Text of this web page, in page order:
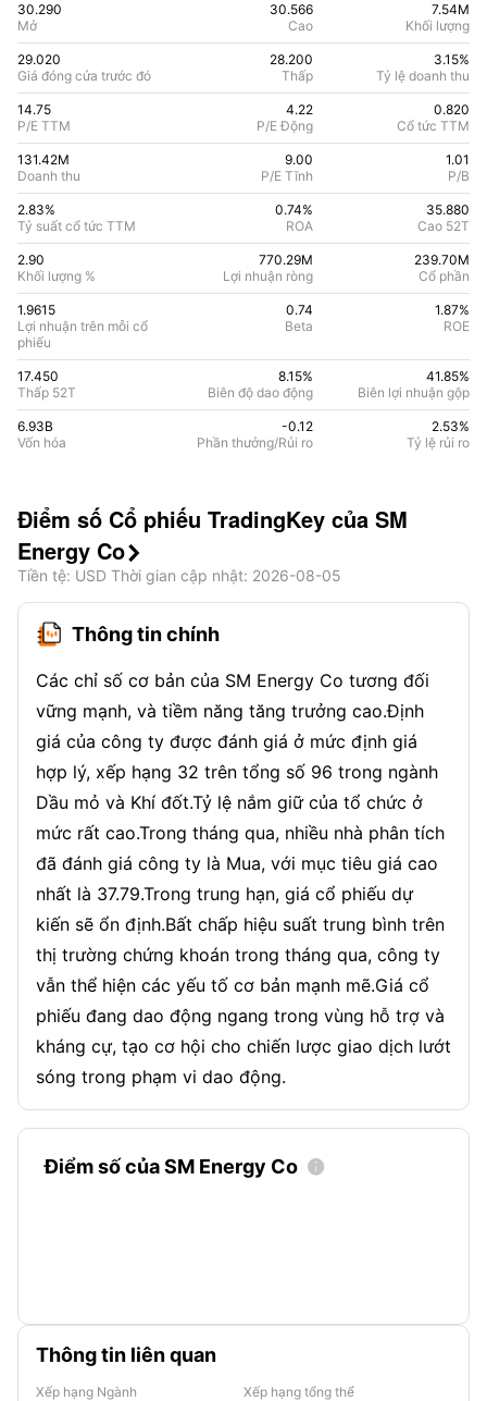
30.290
Mở
30.566
Cao
7.54M
Khối lượng
14.75
P/E TTM
4.22
P/E Động
0.820
Cổ tức TTM
3.15%
Tỷ lệ doanh thu
29.020
Giá đóng cửa trước đó
28.200
Thấp
131.42M
Doanh thu
9.00
P/E Tĩnh
1.01
P/B
2.83%
Tỷ suất cổ tức TTM
0.74%
ROA
35.880
Cao 52T
2.90
Khối lượng %
770.29M
Lợi nhuận ròng
239.70M
Cổ phần
1.9615
Lợi nhuận trên mỗi cổ
phiếu
0.74
Beta
1.87%
ROE
17.450
Thấp 52T
8.15%
Biên độ dao động
41.85%
Biên lợi nhuận gộp
6.93B
Vốn hóa
-0.12
Phần thưởng/Rủi ro
2.53%
Tỷ lệ rủi ro
Điểm số Cổ phiếu TradingKey của SM
Energy Co
Tiền tệ: USD Thời gian cập nhật: 2026-08-05
Thông tin chính
Các chỉ số cơ bản của SM Energy Co tương đối
vững mạnh, và tiềm năng tăng trưởng cao.Định
giá của công ty được đánh giá ở mức định giá
hợp lý, xếp hạng 32 trên tổng số 96 trong ngành
Dầu mỏ và Khí đốt.Tỷ lệ nắm giữ của tổ chức ở
mức rất cao.Trong tháng qua, nhiều nhà phân tích
đã đánh giá công ty là Mua, với mục tiêu giá cao
nhất là 37.79.Trong trung hạn, giá cổ phiếu dự
kiến sẽ ổn định.Bất chấp hiệu suất trung bình trên
thị trường chứng khoán trong tháng qua, công ty
vẫn thể hiện các yếu tố cơ bản mạnh mẽ.Giá cổ
phiếu đang dao động ngang trong vùng hỗ trợ và
kháng cự, tạo cơ hội cho chiến lược giao dịch lướt
sóng trong phạm vi dao động.
Điểm số của SM Energy Co 
Thông tin liên quan
Xếp hạng Ngành Xếp hạng tổng thể